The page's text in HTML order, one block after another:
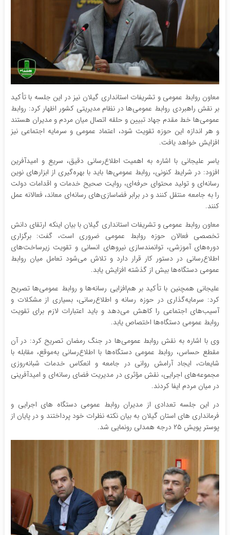
معاون روابط عمومی و تشریفات استانداری گیلان نیز در این جلسه با تأکید
بر نقش راهبردی روابط عمومی‌ها در نظام مدیریتی کشور اظهار کرد: روابط
عمومی‌ها خط مقدم جهاد تبیین و حلقه اتصال میان مردم و مدیران هستند
و هر اندازه این حوزه تقویت شود، اعتماد عمومی و سرمایه اجتماعی نیز
افزایش خواهد یافت.
یاسر علیجانی با اشاره به اهمیت اطلاع‌رسانی دقیق، سریع و امیدآفرین
افزود: در شرایط کنونی، روابط عمومی‌ها باید با بهره‌گیری از ابزارهای نوین
رسانه‌ای و تولید محتوای حرفه‌ای، روایت صحیح خدمات و اقدامات دولت
را به جامعه منتقل کنند و در برابر فضاسازی‌های رسانه‌ای معاند، فعالانه عمل
کنند.
معاون روابط عمومی و تشریفات استانداری گیلان با بیان اینکه ارتقای دانش
تخصصی فعالان حوزه روابط عمومی ضروری است، گفت: برگزاری
دوره‌های آموزشی، توانمندسازی نیروهای انسانی و تقویت زیرساخت‌های
اطلاع‌رسانی در دستور کار قرار دارد و تلاش می‌شود تعامل میان روابط
عمومی دستگاه‌ها بیش از گذشته افزایش یابد.
علیجانی همچنین با تأکید بر هم‌افزایی رسانه‌ها و روابط عمومی‌ها تصریح
کرد: سرمایه‌گذاری در حوزه رسانه و اطلاع‌رسانی، بسیاری از مشکلات و
آسیب‌های اجتماعی را کاهش می‌دهد و باید اعتبارات لازم برای تقویت
روابط عمومی دستگاه‌ها اختصاص یابد.
وی با اشاره به نقش روابط عمومی‌ها در جنگ رمضان تصریح کرد: در آن
مقطع حساس، روابط عمومی دستگاه‌ها با اطلاع‌رسانی به‌موقع، مقابله با
شایعات، ایجاد آرامش روانی در جامعه و انعکاس خدمات شبانه‌روزی
مجموعه‌های اجرایی، نقش مؤثری در مدیریت فضای رسانه‌ای و امیدآفرینی
در میان مردم ایفا کردند.
در این جلسه تعدادی از مدیران روابط عمومی دستگاه های اجرایی و
فرمانداری های استان گیلان به بیان نکته نظرات خود پرداختند و در پایان از
پوستر پویش ۲۵ درجه همدلی رونمایی شد.